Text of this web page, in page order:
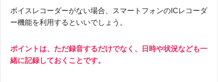
ボイスレコーダーがない場合、スマートフォンのICレコーダ
ー機能を利用するといいでしょう。
ポイントは、ただ録音するだけでなく、日時や状況なども一
緒に記録しておくことです。